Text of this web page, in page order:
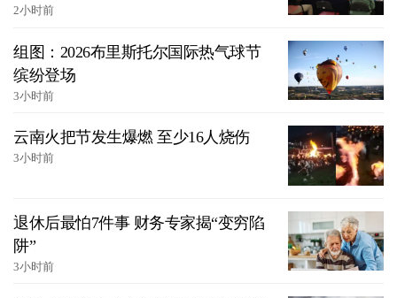
2小时前
组图：2026布里斯托尔国际热气球节
缤纷登场
3小时前
云南火把节发生爆燃 至少16人烧伤
3小时前
退休后最怕7件事 财务专家揭“变穷陷
阱”
3小时前